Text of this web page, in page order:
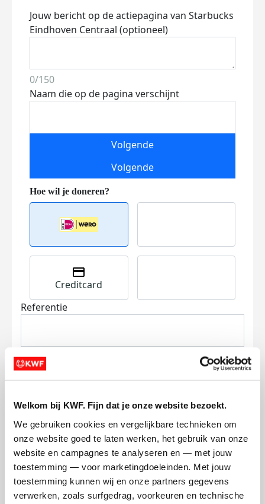
Welkom bij KWF. Fijn dat je onze website bezoekt.
We gebruiken cookies en vergelijkbare technieken om
onze website goed te laten werken, het gebruik van onze
website en campagnes te analyseren en — met jouw
toestemming — voor marketingdoeleinden. Met jouw
toestemming kunnen wij en onze partners gegevens
verwerken, zoals surfgedrag, voorkeuren en technische
Jouw bericht op de actiepagina van Starbucks
Eindhoven Centraal (optioneel)
0/150
Naam die op de pagina verschijnt
Volgende
Volgende
Creditcard
Referentie
en betaal €0.75 extra.
Doneer nu